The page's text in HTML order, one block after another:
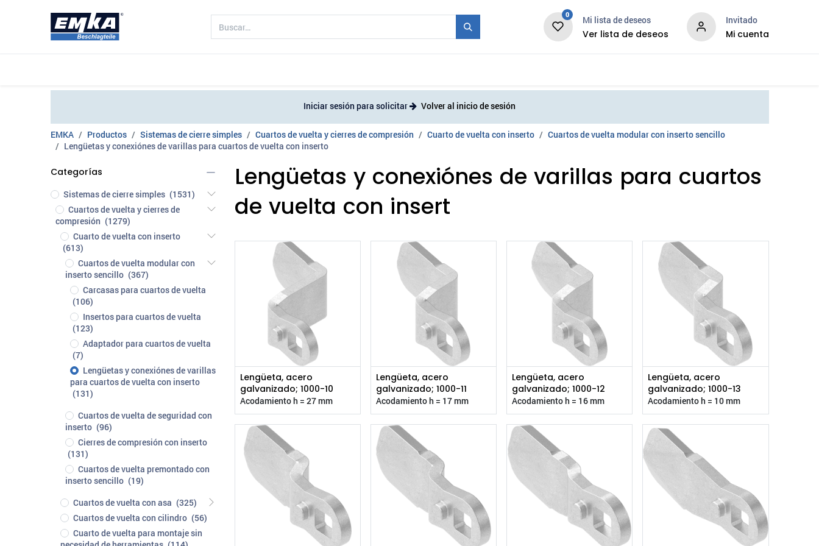
0 Mi lista de deseos
Ver lista de deseos
Invitado
Mi cuenta
Iniciar sesión para solicitar Volver al inicio de sesión
EMKA Productos Sistemas de cierre simples Cuartos de vuelta y cierres de compresión Cuarto de vuelta con inserto
Cuartos de vuelta modular con inserto sencillo
Lengüetas y conexiónes de varillas para cuartos de vuelta con inserto
Categorías
Sistemas de cierre simples (1531)
Cuartos de vuelta y cierres de
compresión (1279)
Cuarto de vuelta con inserto
(613)
Cuartos de vuelta modular con
inserto sencillo (367)
Carcasas para cuartos de vuelta
(106)
Insertos para cuartos de vuelta
(123)
Adaptador para cuartos de vuelta
(7)
Lengüetas y conexiónes de varillas
para cuartos de vuelta con inserto
(131)
Cuartos de vuelta de seguridad con
inserto (96)
Cierres de compresión con inserto
(131)
Cuartos de vuelta premontado con
inserto sencillo (19)
Cuartos de vuelta con asa (325)
Cuartos de vuelta con cilindro (56)
Cuarto de vuelta para montaje sin
Lengüetas y conexiónes de varillas para cuartos
de vuelta con insert
Lengüeta, acero
galvanizado; 1000-10
Acodamiento h = 27 mm
Lengüeta, acero
galvanizado; 1000-11
Acodamiento h = 17 mm
Lengüeta, acero
galvanizado; 1000-12
Acodamiento h = 16 mm
Lengüeta, acero
galvanizado; 1000-13
Acodamiento h = 10 mm